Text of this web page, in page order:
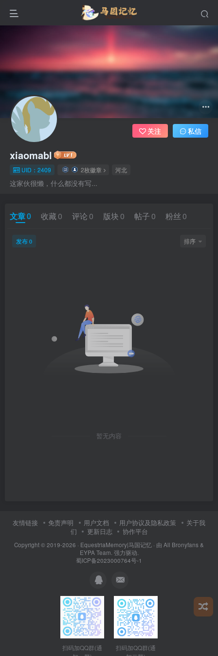
xiaomabl
UID：2409 2枚徽章 河北
这家伙很懒，什么都没有写...
关注 私信
文章0 收藏 0 评论 0 版块 0 帖子 0 粉丝 0
发布 0 排序
暂无内容
友情链接 免责声明 用户文档 用户协议及隐私政策
关于我
们
更新日志 协作平台
Copyright © 2019-2026 · EquestriaMemory|马国记忆 · 由 All Bronyfans &
EYPA Team. 强力驱动.
蜀ICP备2023000764号-1
扫码加QQ群(通
扫码加QQ群(通